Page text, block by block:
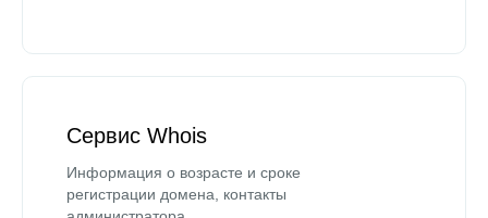
Сервис Whois
Информация о возрасте и сроке
регистрации домена, контакты